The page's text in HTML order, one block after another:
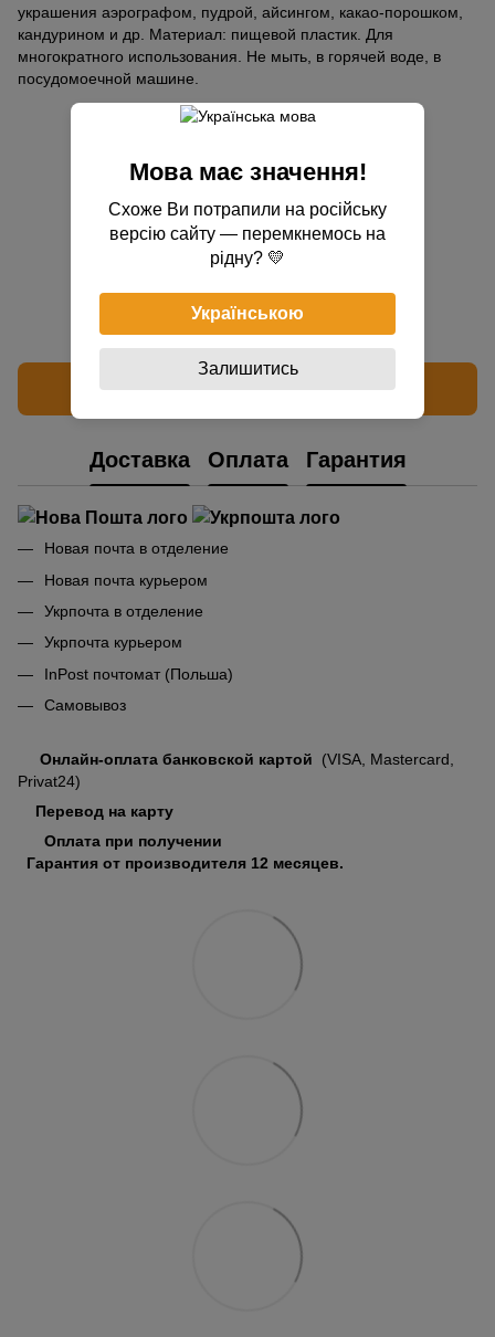
украшения аэрографом, пудрой, айсингом, какао-порошком,
кандурином и др. Материал: пищевой пластик. Для
многократного использования. Не мыть, в горячей воде, в
посудомоечной машине.
Добавьте первый отзыв
Написать отзыв
Доставка Оплата Гарантия
Новая почта в отделение
Новая почта курьером
Укрпочта в отделение
Укрпочта курьером
InPost почтомат (Польша)
Самовывоз
Онлайн-оплата банковской картой
(VISA, Mastercard,
Privat24)
Перевод на карту
Оплата при получении
Гарантия от производителя 12 месяцев.
Мова має значення!
Схоже Ви потрапили на російську
версію сайту — перемкнемось на
рідну? 💛
Українською
Залишитись